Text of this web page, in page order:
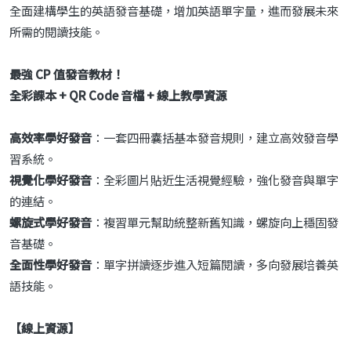
全面建構學生的英語發音基礎，增加英語單字量，進而發展未來
所需的閱讀技能。
最強 CP值發音教材！
全彩課本 + QR Code 音檔 +線上教學資源
高效率學好發音：一套四冊囊括基本發音規則，建立高效發音學
習系統。
視覺化學好發音：全彩圖片貼近生活視覺經驗，強化發音與單字
的連結。
螺旋式學好發音：複習單元幫助統整新舊知識，螺旋向上穩固發
音基礎。
全面性學好發音：單字拼讀逐步進入短篇閱讀，多向發展培養英
語技能。
【線上資源】